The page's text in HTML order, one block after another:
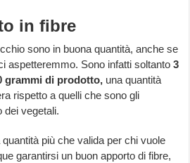
in fibre
sono in buona quantità, anche se
aspetteremmo. Sono infatti soltanto3
grammi di prodotto, una quantità
rispetto a quelli che sono gli
dei vegetali.
più che valida per chi vuole
garantirsi un buon apporto di fibre,